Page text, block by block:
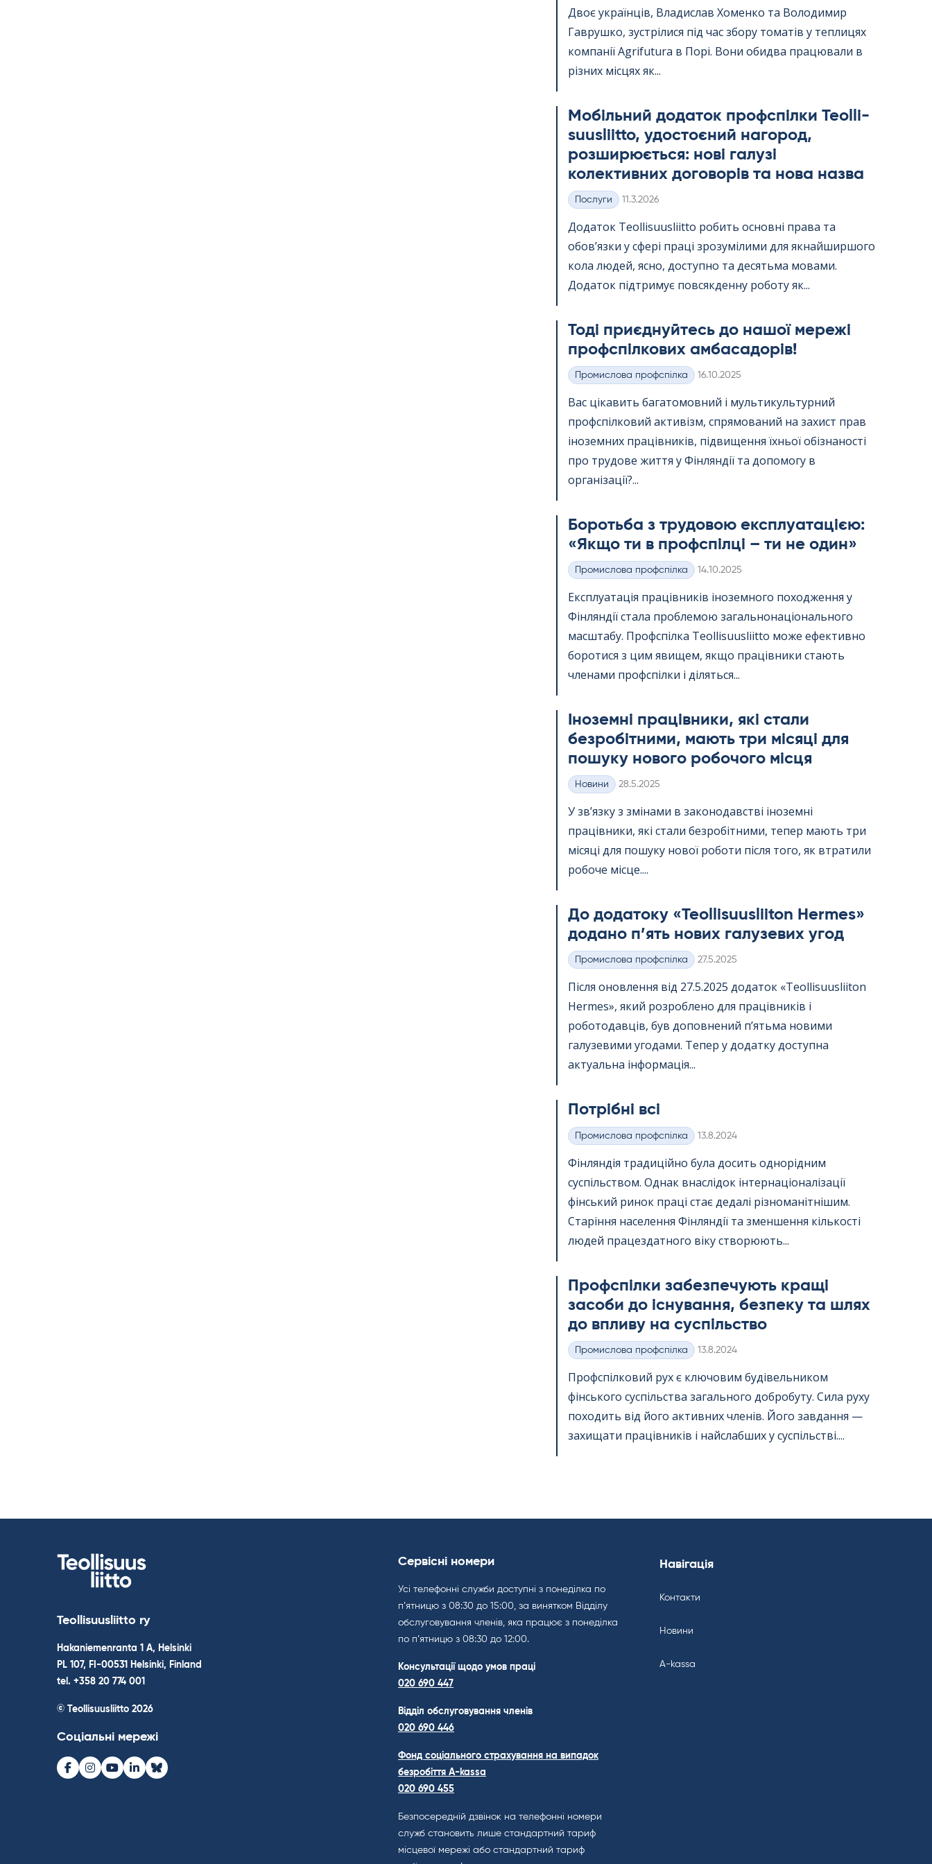
Двоє українців, Владислав Хоменко та Володимир
Гаврушко, зустрілися під час збору томатів у теплицях
компанії Agri­fu­tura в Порі. Вони обидва працювали в
різних місцях як...
Мобільний додаток профспілки Teol­li­
suus­liitto, удостоєний нагород,
розширюється: нові галузі
колективних договорів та нова назва
Категорії
Послуги Kirjoitettu
11.3.2026
Додаток Teol­li­suus­liitto робить основні права та
обов’язки у сфері праці зрозумілими для якнайширшого
кола людей, ясно, доступно та десятьма мовами.
Додаток підтримує повсякденну роботу як...
Тоді приєднуйтесь до нашої мережі
профспілкових амбасадорів!
Категорії
Промислова профспілка Kirjoitettu
16.10.2025
Вас цікавить багатомовний і мультикультурний
профспілковий активізм, спрямований на захист прав
іноземних працівників, підвищення їхньої обізнаності
про трудове життя у Фінляндії та допомогу в
організації?...
Боротьба з трудовою експлуатацією:
«Якщо ти в профспілці – ти не один»
Категорії
Промислова профспілка Kirjoitettu
14.10.2025
Експлуатація працівників іноземного походження у
Фінляндії стала проблемою загальнонаціонального
масштабу. Профспілка Teol­li­suus­liitto може ефективно
боротися з цим явищем, якщо працівники стають
членами профспілки і діляться...
Іноземні працівники, які стали
безробітними, мають три місяці для
пошуку нового робочого місця
Категорії
Новини Kirjoitettu
28.5.2025
У зв’язку з змінами в законодавстві іноземні
працівники, які стали безробітними, тепер мають три
місяці для пошуку нової роботи після того, як втратили
робоче місце....
До додатоку «Teol­li­suus­lii­ton Her­mes»
додано п’ять нових галузевих угод
Категорії
Промислова профспілка Kirjoitettu
27.5.2025
Після оновлення від 27.5.2025 додаток «Teol­li­suus­lii­ton
Her­mes», який розроблено для працівників і
роботодавців, був доповнений п’ятьма новими
галузевими угодами. Тепер у додатку доступна
актуальна інформація...
Потрібні всі
Категорії
Промислова профспілка Kirjoitettu
13.8.2024
Фінляндія традиційно була досить однорідним
суспільством. Однак внаслідок інтернаціоналізації
фінський ринок праці стає дедалі різноманітнішим.
Старіння населення Фінляндії та зменшення кількості
людей працездатного віку створюють...
Профспілки забезпечують кращі
засоби до існування, безпеку та шлях
до впливу на суспільство
Категорії
Промислова профспілка Kirjoitettu
13.8.2024
Профспілковий рух є ключовим будівельником
фінського суспільства загального добробуту. Сила руху
походить від його активних членів. Його завдання —
захищати працівників і найслабших у суспільстві....
Teollisuusliitto ry
Hakaniemenranta 1 A, Helsinki
PL 107, FI-00531 Helsinki, Finland
tel. +358 20 774 001
© Teollisuusliitto 2026
Соціальні мережі
Facebook
Instagram
Youtube
LinkedInBluesky
Сервісні номери
Усі телефонні служби доступні з понеділка по
п’ятницю з 08:30 до 15:00, за винятком Відділу
обслуговування членів, яка працює з понеділка
по п’ятницю з 08:30 до 12:00.
Консультації щодо умов праці
020 690 447
Відділ обслуговування членів
020 690 446
Фонд соціального страхування на випадок
безробіття A-kassa
020 690 455
Безпосередній дзвінок на телефонні номери
служб становить лише стандартний тариф
місцевої мережі або стандартний тариф
Навігація
Контакти
Новини
A-kassa